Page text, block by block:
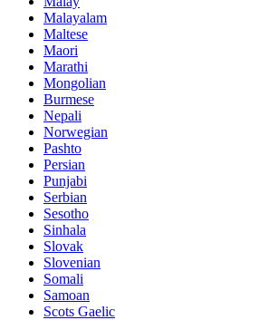
Malayalam
Maltese
Maori
Marathi
Mongolian
Burmese
Nepali
Norwegian
Pashto
Persian
Punjabi
Serbian
Sesotho
Sinhala
Slovak
Slovenian
Somali
Samoan
Scots Gaelic